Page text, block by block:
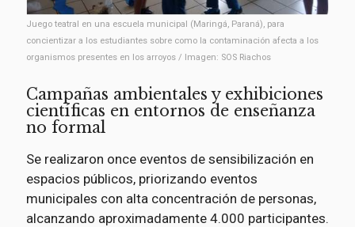
Juego teatral en una escuela municipal (Maringá, Paraná), para
concientizar a los estudiantes sobre como la contaminación afecta a los
organismos presentes en los arroyos / Imagen: SOS Riachos
Campañas ambientales y exhibiciones
científicas en entornos de enseñanza
no formal
Se realizaron once eventos de sensibilización en
espacios públicos, priorizando eventos
municipales con alta concentración de personas,
alcanzando aproximadamente 4.000 participantes.